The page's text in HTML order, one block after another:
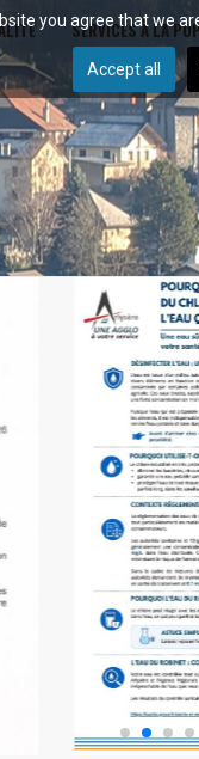
SERVICES À LA
you agree that we
Accept all